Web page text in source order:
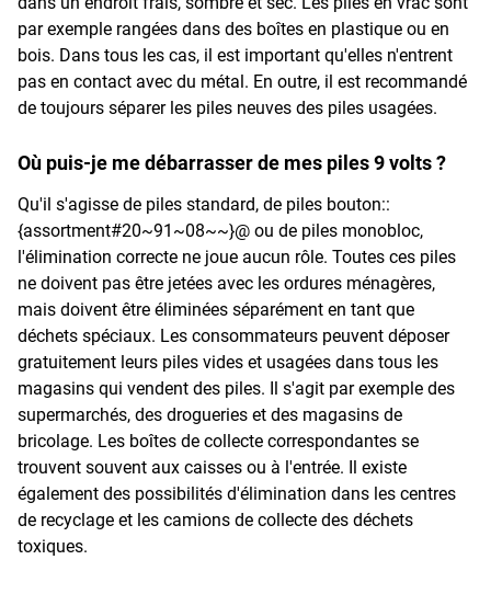
par exemple rangées dans des boîtes en plastique ou en
bois. Dans tous les cas, il est important qu'elles n'entrent
pas en contact avec du métal. En outre, il est recommandé
de toujours séparer les piles neuves des piles usagées.
Où puis-je me débarrasser de mes piles 9 volts ?
Qu'il s'agisse de piles standard, de piles bouton::
{assortment#20~91~08~~}@ ou de piles monobloc,
l'élimination correcte ne joue aucun rôle. Toutes ces piles
ne doivent pas être jetées avec les ordures ménagères,
mais doivent être éliminées séparément en tant que
déchets spéciaux. Les consommateurs peuvent déposer
gratuitement leurs piles vides et usagées dans tous les
magasins qui vendent des piles. Il s'agit par exemple des
supermarchés, des drogueries et des magasins de
bricolage. Les boîtes de collecte correspondantes se
trouvent souvent aux caisses ou à l'entrée. Il existe
également des possibilités d'élimination dans les centres
de recyclage et les camions de collecte des déchets
toxiques.